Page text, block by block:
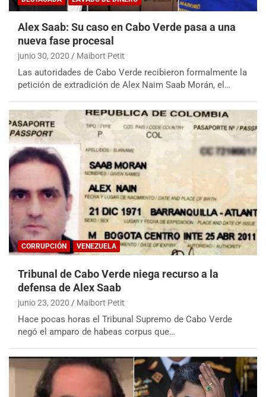
Alex Saab: Su caso en Cabo Verde pasa a una
nueva fase procesal
junio 30, 2020 Maibort Petit
Las autoridades de Cabo Verde recibieron formalmente la
petición de extradición de Alex Naim Saab Morán, el…
CORRUPCIÓN VENEZUELA
Tribunal de Cabo Verde niega recurso a la
defensa de Alex Saab
junio 23, 2020 Maibort Petit
Hace pocas horas el Tribunal Supremo de Cabo Verde
negó el amparo de habeas corpus que…